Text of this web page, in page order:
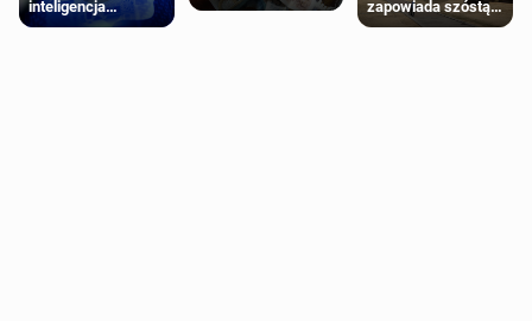
inteligencja
próbowała oszukać
schorzenia
zapowiada szóstą
falę upałów w